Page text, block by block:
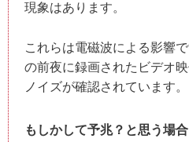
現象はあります。
これらは電磁波による影響
の前夜に録画されたビデオ
ノイズが確認されています。
もしかして予兆？と思う場